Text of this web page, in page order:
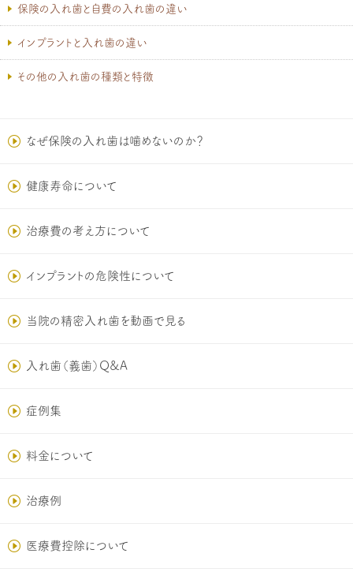
保険の入れ歯と自費の入れ歯の違い
インプラントと入れ歯の違い
その他の入れ歯の種類と特徴
なぜ保険の入れ歯は噛めないのか？
健康寿命について
治療費の考え方について
インプラントの危険性について
当院の精密入れ歯を動画で見る
入れ歯（義歯）Q&A
症例集
料金について
治療例
医療費控除について